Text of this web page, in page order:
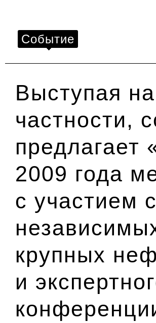
Событие
Выступая
частности,
предлагает
2009 года
с участием
крупных
и